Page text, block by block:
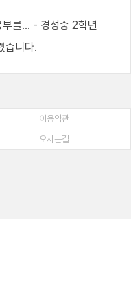
를... - 경성중 2학년
습니다.
이용약관
오시는길